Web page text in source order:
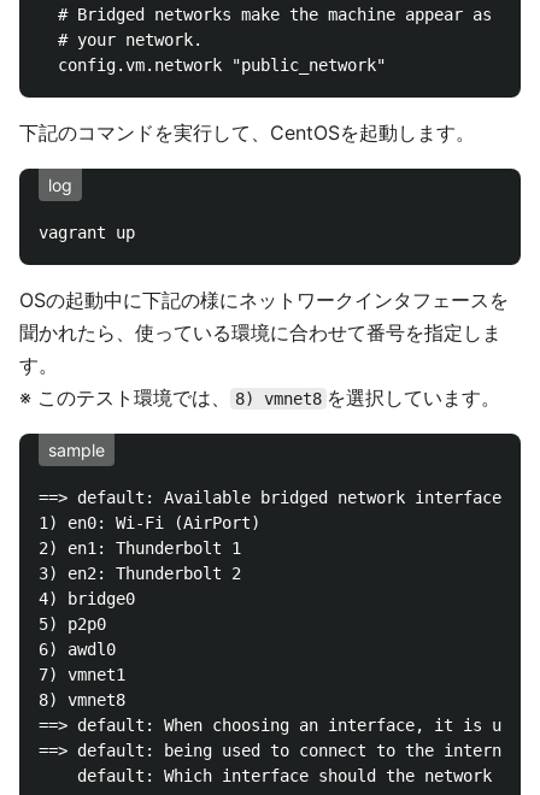
# Bridged networks make the machine appear as
  # your network.
下記のコマンドを実行して、CentOSを起動します。
log
OSの起動中に下記の様にネットワークインタフェースを
聞かれたら、使っている環境に合わせて番号を指定しま
す。
※ このテスト環境では、
8) vmnet8 を選択しています。
sample
==> default: Available bridged network interfaces:
1) en0: Wi-Fi (AirPort)
2) en1: Thunderbolt 1
3) en2: Thunderbolt 2
4) bridge0
5) p2p0
6) awdl0
7) vmnet1
8) vmnet8
==> default: When choosing an interface, it is
==> default: being used to connect to the internet.